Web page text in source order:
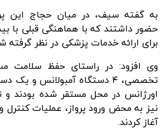
به گفته سیف، در میان حجاج این
حضور داشتند که با هماهنگی قبلی با
برای ارائه خدمات پزشکی در نظر گرفته
وی افزود: در راستای حفظ سلامت
تخصصی، ۴ دستگاه آمبولانس و
اورژانس در محل مستقر شده بودند
نیز به محض ورود پرواز، عملیات
آغاز کردند.